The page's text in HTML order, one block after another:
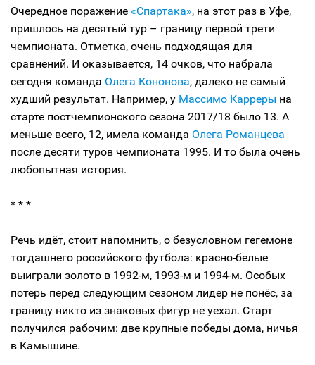
Очередное поражение «Спартака», на этот раз в Уфе,
пришлось на десятый тур – границу первой трети
чемпионата. Отметка, очень подходящая для
сравнений. И оказывается, 14 очков, что набрала
сегодня команда Олега Кононова, далеко не самый
худший результат. Например, у Массимо Карреры на
старте постчемпионского сезона 2017/18 было 13. А
меньше всего, 12, имела команда Олега Романцева
после десяти туров чемпионата 1995. И то была очень
любопытная история.
* * *
Речь идёт, стоит напомнить, о безусловном гегемоне
тогдашнего российского футбола: красно-белые
выиграли золото в 1992-м, 1993-м и 1994-м. Особых
потерь перед следующим сезоном лидер не понёс, за
границу никто из знаковых фигур не уехал. Старт
получился рабочим: две крупные победы дома, ничья
в Камышине.